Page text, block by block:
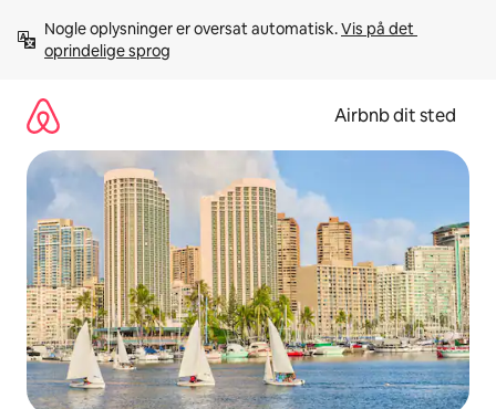
videre
Nogle oplysninger er oversat automatisk. Vis på det
oprindelige sprog
Airbnb dit sted